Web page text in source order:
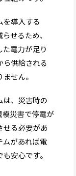
を導入する
せるため、
電力が足り
ら供給される
せん。
は、災害時の
模災害で停電が
せる必要があ
ムがあれば電
安心です。